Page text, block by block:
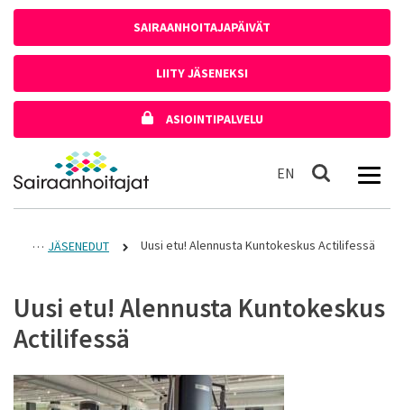
SAIRAANHOITAJAPÄIVÄT
LIITY JÄSENEKSI
ASIOINTIPALVELU
Etusivulle
EN In English
Haku
JÄSENEDUT Uusi etu! Alennusta Kuntokeskus Actilifessä
Uusi etu! Alennusta Kuntokeskus
Actilifessä